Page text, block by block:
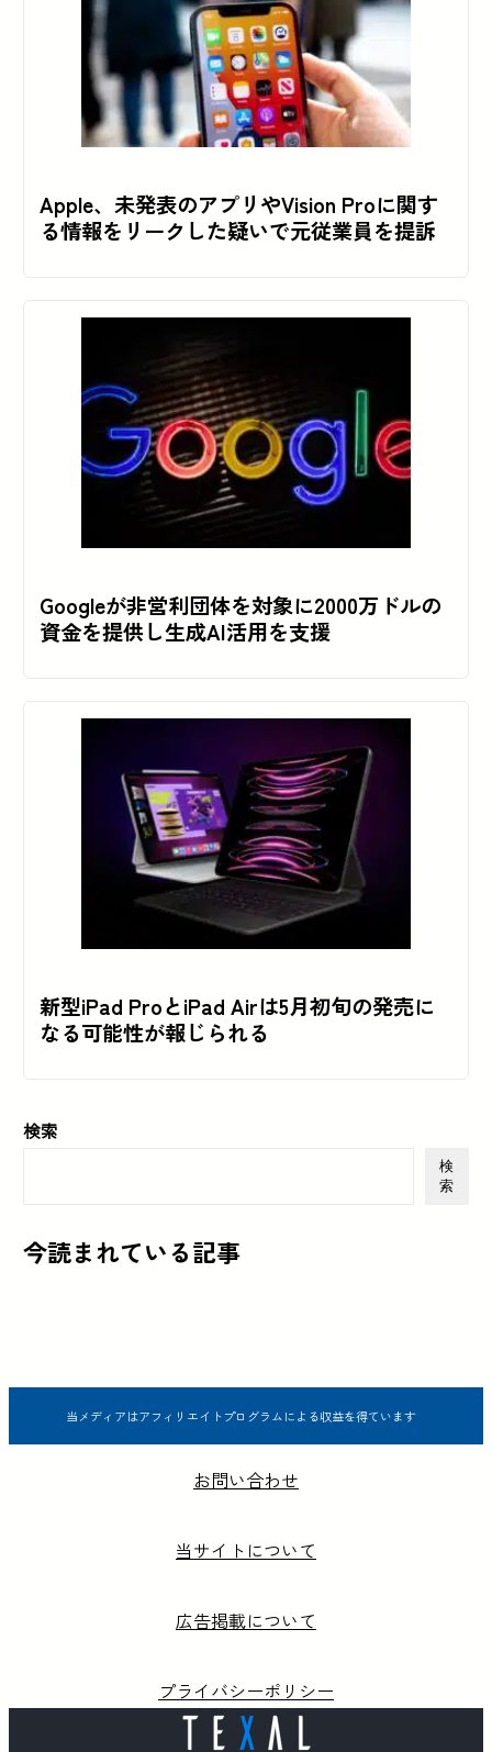
Apple、未発表のアプリやVision Proに関す
る情報をリークした疑いで元従業員を提訴
Googleが非営利団体を対象に2000万ドルの
資金を提供し生成AI活用を支援
新型iPad ProとiPad Airは5月初旬の発売に
なる可能性が報じられる
検索
検
索
今読まれている記事
当メディアはアフィリエイトプログラムによる収益を得ています
お問い合わせ
当サイトについて
広告掲載について
プライバシーポリシー